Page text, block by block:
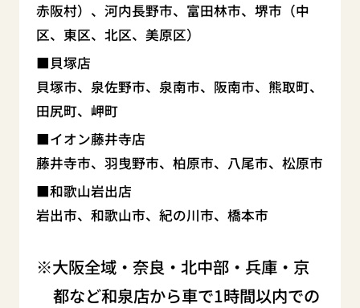
赤阪村）、河内長野市、富田林市、堺市（中
区、東区、北区、美原区）
貝塚店
貝塚市、泉佐野市、泉南市、阪南市、熊取町、
田尻町、岬町
イオン藤井寺店
藤井寺市、羽曳野市、柏原市、八尾市、松原市
和歌山岩出店
岩出市、和歌山市、紀の川市、橋本市
大阪全域・奈良・北中部・兵庫・京
都など和泉店から車で1時間以内での